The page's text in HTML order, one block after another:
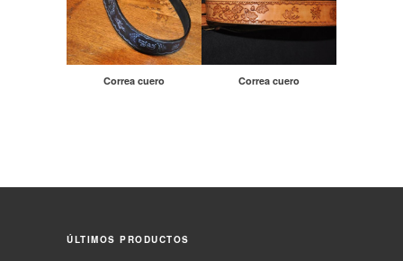
Correa cuero Correa cuero
ÚLTIMOS PRODUCTOS